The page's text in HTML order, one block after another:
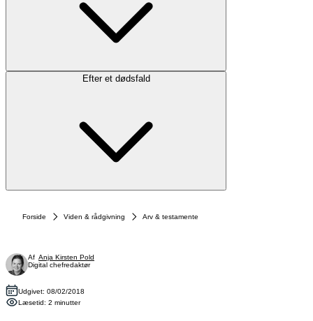
Efter et dødsfald
Forside Viden & rådgivning Arv & testamente
Af Anja Kirsten Pold
Digital chefredaktør
Udgivet: 08/02/2018
Læsetid: 2 minutter